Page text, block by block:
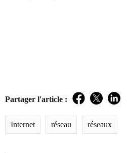
Partager l'article : Facebook
Twitter
Internet réseau réseaux